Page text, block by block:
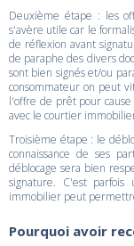
Deuxième étape : les
s'avère utile car le
de réflexion avant
de paraphe des divers
sont bien signés et/ou
consommateur on peut
l'offre de prêt pour
avec le courtier
Troisième étape : le
connaissance de ses
déblocage sera bien
signature. C'est
immobilier peut
Pourquoi avoir